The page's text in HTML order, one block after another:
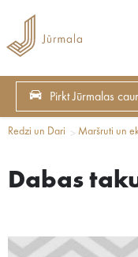
Pirkt Jūrmalas
Redzi un Dari Maršruti un
Dabas